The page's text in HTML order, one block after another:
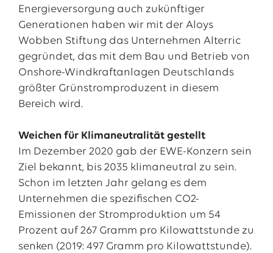
Energieversorgung auch zukünftiger
Generationen haben wir mit der Aloys
Wobben Stiftung das Unternehmen Alterric
gegründet, das mit dem Bau und Betrieb von
Onshore-Windkraftanlagen Deutschlands
größter Grünstromproduzent in diesem
Bereich wird.
Weichen für Klimaneutralität gestellt
Im Dezember 2020 gab der EWE-Konzern sein
Ziel bekannt, bis 2035 klimaneutral zu sein.
Schon im letzten Jahr gelang es dem
Unternehmen die spezifischen CO2-
Emissionen der Stromproduktion um 54
Prozent auf 267 Gramm pro Kilowattstunde zu
senken (2019: 497 Gramm pro Kilowattstunde).